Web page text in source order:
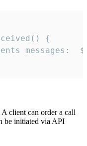
{
client can order a call
be initiated via API